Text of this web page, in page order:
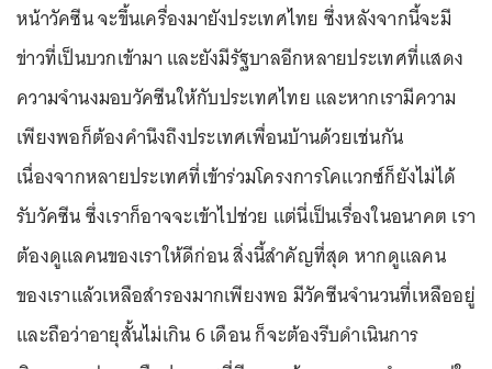
หน้าวัคซีน จะขึ้นเครื่องมายังประเทศไทย ซึ่งหลังจากนี้จะมี
ข่าวที่เป็นบวกเข้ามา และยังมีรัฐบาลอีกหลายประเทศที่แสดง
ความจำนงมอบวัคซีนให้กับประเทศไทย และหากเรามีความ
เพียงพอก็ต้องคำนึงถึงประเทศเพื่อนบ้านด้วยเช่นกัน
เนื่องจากหลายประเทศที่เข้าร่วมโครงการโคแวกซ์ก็ยังไม่ได้
รับวัคซีน ซึ่งเราก็อาจจะเข้าไปช่วย แต่นี่เป็นเรื่องในอนาคต เรา
ต้องดูแลคนของเราให้ดีก่อน สิ่งนี้สำคัญที่สุด หากดูแลคน
ของเราแล้วเหลือสำรองมากเพียงพอ มีวัคซีนจำนวนที่เหลืออยู่
และถือว่าอายุสั้นไม่เกิน 6 เดือน ก็จะต้องรีบดำเนินการ